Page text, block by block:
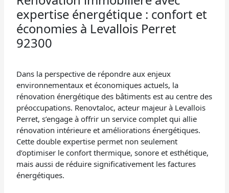
expertise énergétique : confort et
économies à Levallois Perret
92300
Dans la perspective de répondre aux enjeux
environnementaux et économiques actuels, la
rénovation énergétique des bâtiments est au centre des
préoccupations. Renovtaloc, acteur majeur à Levallois
Perret, s’engage à offrir un service complet qui allie
rénovation intérieure et améliorations énergétiques.
Cette double expertise permet non seulement
d’optimiser le confort thermique, sonore et esthétique,
mais aussi de réduire significativement les factures
énergétiques.